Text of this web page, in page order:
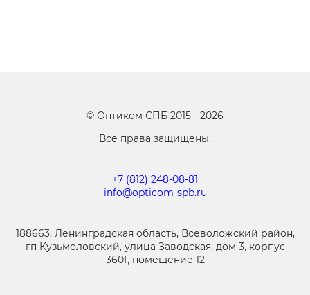
© Оптиком СПБ 2015 - 2026
Все права защищены.
+7 (812) 248-08-81
info@opticom-spb.ru
188663, Ленинградская область, Всеволожский район,
гп Кузьмоловский, улица Заводская, дом 3, корпус
360Г, помещение 12